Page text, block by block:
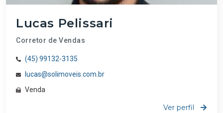
Lucas Pelissari
Corretor de Vendas
(45) 99132-3135
lucas@solimoveis.com.br
Venda
Ver perfil